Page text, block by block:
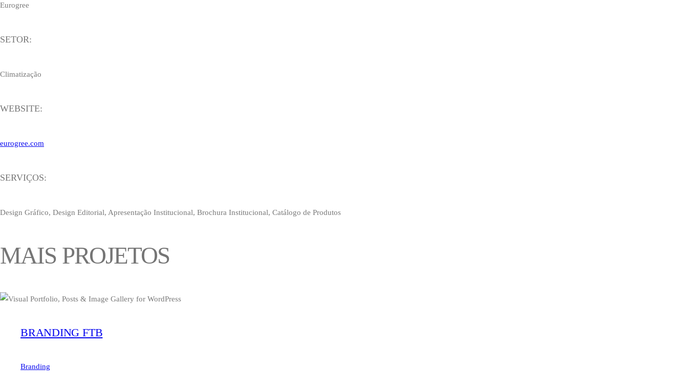
Eurogree
SETOR:
Climatização
WEBSITE:
eurogree.com
SERVIÇOS:
Design Gráfico, Design Editorial, Apresentação Institucional, Brochura Institucional, Catálogo de Produtos
MAIS PROJETOS
BRANDING FTB
Branding